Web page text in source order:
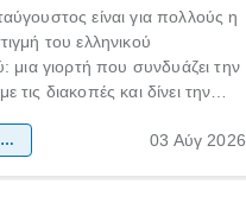
είναι για πολλούς η
του ελληνικού
μια γιορτή που συνδυάζει την
τις διακοπές και δίνει την
πρόκειται για λίγες μέρες
οικογένεια & παιδί 03 Αύγ 2026